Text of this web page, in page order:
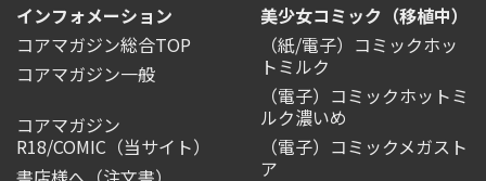
インフォメーション
コアマガジン総合TOP
コアマガジン一般
コアマガジン
R18/COMIC （当サイト）
美少女コミック（移植中）
（紙/電子）コミックホッ
トミルク
（電子）コミックホットミ
ルク濃いめ
（電子）コミックメガスト
ア